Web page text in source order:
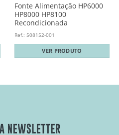
Fonte Alimentação HP6000
HP8000 HP8100
Recondicionada
Ref.: 508152-001
VER PRODUTO